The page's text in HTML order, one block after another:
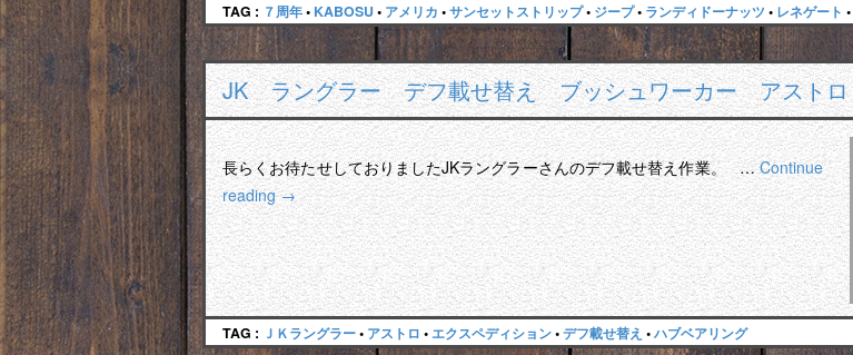
TAG : ７周年• KABOSU • アメリカ •サンセットストリップ• ジープ• ランディドーナッツ • レネゲート •
JK ラングラー デフ載せ替え ブッシュワーカー アスト
長らくお待たせしておりましたJKラングラーさんのデフ載せ替え作業。 …Continue
reading→
TAG : ＪＫラングラー• アストロ • エクスペディション•デフ載せ替え •ハブベアリング